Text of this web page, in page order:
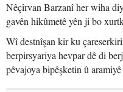
Nêçîrvan Barzanî her wiha
gavên hikûmetê yên ji bo
Wî destnîşan kir ku
berpirsyariya hevpar dê di
pêvajoya bipêşketin û